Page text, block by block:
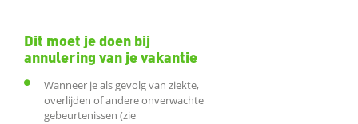
Dit moet je doen bij
annulering van je vakantie
Wanneer je als gevolg van ziekte,
overlijden of andere onverwachte
gebeurtenissen (zie